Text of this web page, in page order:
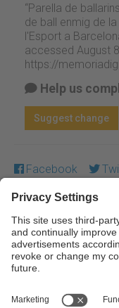
“Parella de
de ball enmig de
l'Esport a
accessed August
https://
Help us
Suggest change
Facebook
Except where
licensed under a
NonCommercial-